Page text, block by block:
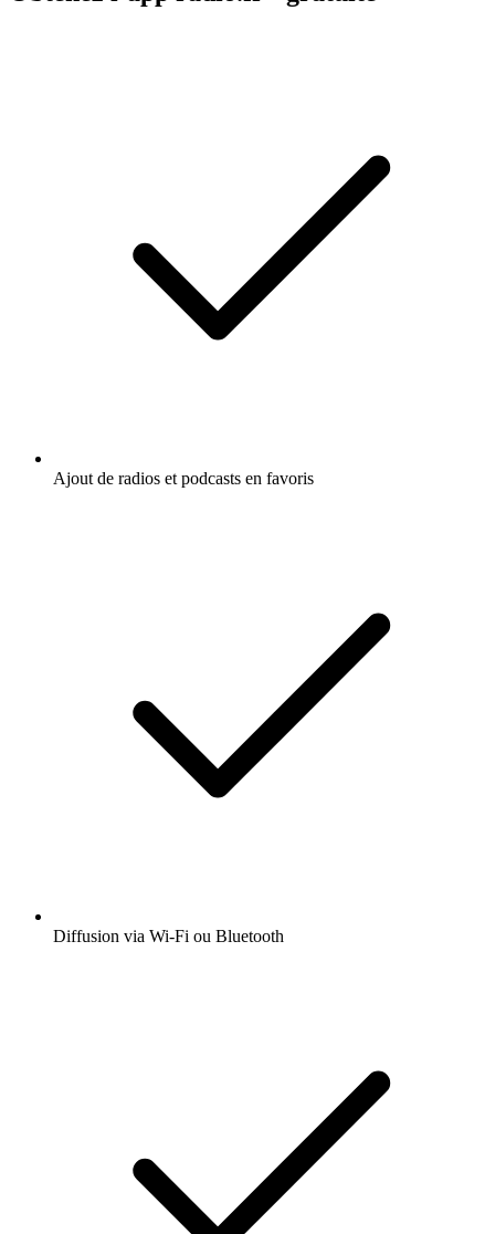
Ajout de radios et podcasts en favoris
Diffusion via Wi-Fi ou Bluetooth